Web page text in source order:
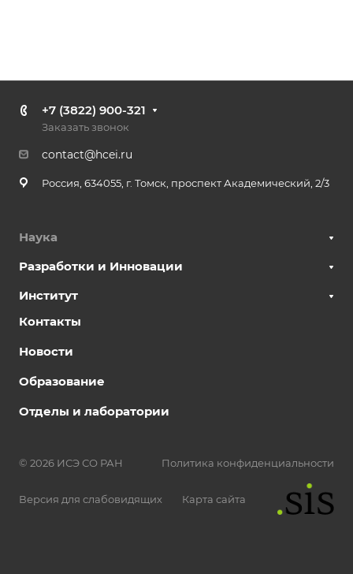
+7 (3822) 900-321
Заказать звонок
contact@hcei.ru
Россия, 634055, г. Томск, проспект Академический, 2/3
Наука
Разработки и Инновации
Институт
Контакты
Новости
Образование
Отделы и лаборатории
© 2026 ИСЭ СО РАН Политика конфиденциальности
Версия для слабовидящих Карта сайта